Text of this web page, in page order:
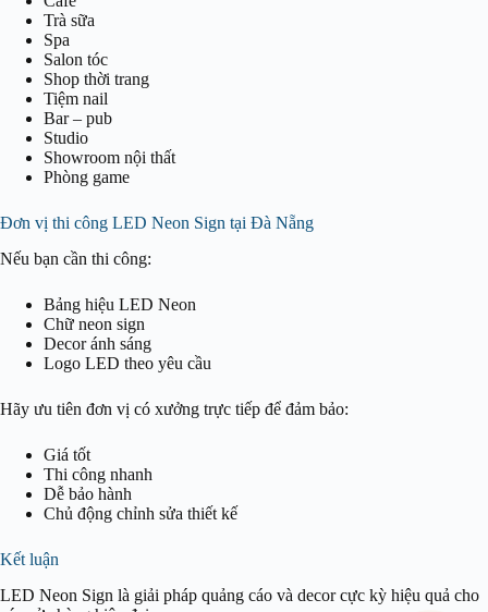
Trà sữa
Spa
Salon tóc
Shop thời trang
Tiệm nail
Bar – pub
Studio
Showroom nội thất
Phòng game
Đơn vị thi công LED Neon Sign tại Đà Nẵng
Nếu bạn cần thi công:
Bảng hiệu LED Neon
Chữ neon sign
Decor ánh sáng
Logo LED theo yêu cầu
Hãy ưu tiên đơn vị có xưởng trực tiếp để đảm bảo:
Giá tốt
Thi công nhanh
Dễ bảo hành
Chủ động chỉnh sửa thiết kế
Kết luận
LED Neon Sign là giải pháp quảng cáo và decor cực kỳ hiệu quả cho